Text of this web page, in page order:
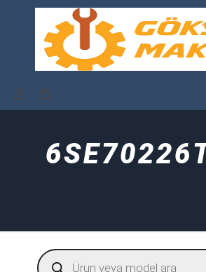
Products
search